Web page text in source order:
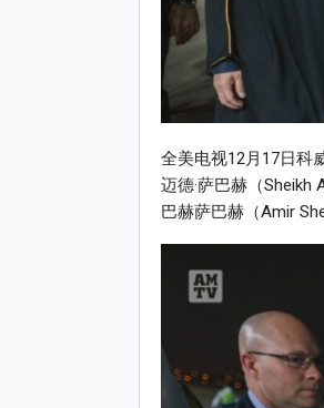
全美电视12月17日科
迈德·萨巴赫（Sheikh
巴赫萨巴赫（Amir